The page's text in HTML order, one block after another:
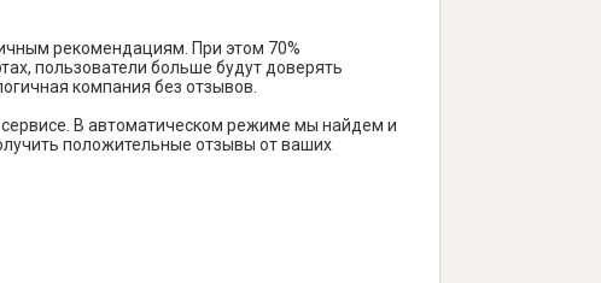
рекомендациям. При этом 70%
пользователи больше будут доверять
компания без отзывов.
В автоматическом режиме мы найдем и
положительные отзывы от ваших